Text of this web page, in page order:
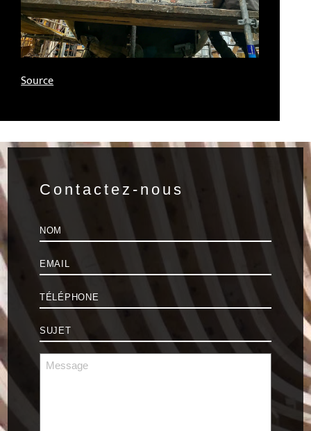
Source
Contactez-nous
Nom
E-
mail *
Téléphone
Sujet
Message